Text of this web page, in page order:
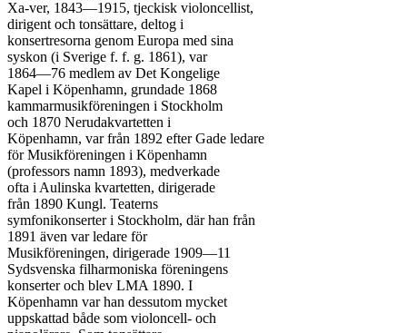
Xa-ver, 1843—1915, tjeckisk violoncellist,
dirigent och tonsättare, deltog i
konsertresorna genom Europa med sina
syskon (i Sverige f. f. g. 1861), var
1864—76 medlem av Det Kongelige
Kapel i Köpenhamn, grundade 1868
kammarmusikföreningen i Stockholm
och 1870 Nerudakvartetten i
Köpenhamn, var från 1892 efter Gade ledare
för Musikföreningen i Köpenhamn
(professors namn 1893), medverkade
ofta i Aulinska kvartetten, dirigerade
från 1890 Kungl. Teaterns
symfonikonserter i Stockholm, där han från
1891 även var ledare för
Musikföreningen, dirigerade 1909—11
Sydsvenska filharmoniska föreningens
konserter och blev LMA 1890. I
Köpenhamn var han dessutom mycket
uppskattad både som violoncell- och